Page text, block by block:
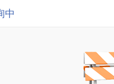
中